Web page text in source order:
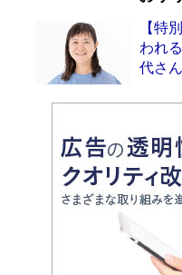
物語に幕 特装版
ンガ」も収録
美輪明宏 晩年の回
「『火垂るの墓』は
続けた“自責の念”と
い」監督が徹底的に
戦争の記憶
Book
入社10年目にして最
転 上司の“意外な一
【特
われ
代さん